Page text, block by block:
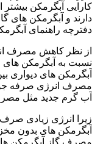
دفترچه راهنمای
از نظر کاهش مصرف
نسبت به آبگرمکن
مصرف انرژی صرفه
آب گرم جدید مثل
زیرا انرژی زیادی
آبگرمکن های بدون
مصرف گاز آبگرمکن